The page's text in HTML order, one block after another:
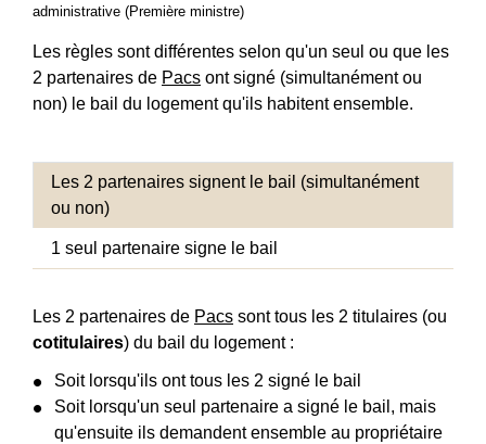
administrative (Première ministre)
Les règles sont différentes selon qu'un seul ou que les
2 partenaires de Pacs ont signé (simultanément ou
non) le bail du logement qu'ils habitent ensemble.
Les 2 partenaires signent le bail (simultanément
ou non)
1 seul partenaire signe le bail
Les 2 partenaires de Pacs sont tous les 2 titulaires (ou
cotitulaires) du bail du logement :
Soit lorsqu'ils ont tous les 2 signé le bail
Soit lorsqu'un seul partenaire a signé le bail, mais
qu'ensuite ils demandent ensemble au propriétaire